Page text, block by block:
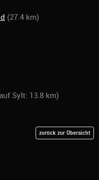
(27.4 km)
Sylt: 13.8 km)
zurück zur Übersicht